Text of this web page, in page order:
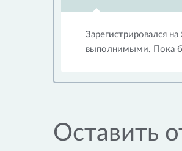
Зарегистрировался
выполнимыми. Пока
Оставить